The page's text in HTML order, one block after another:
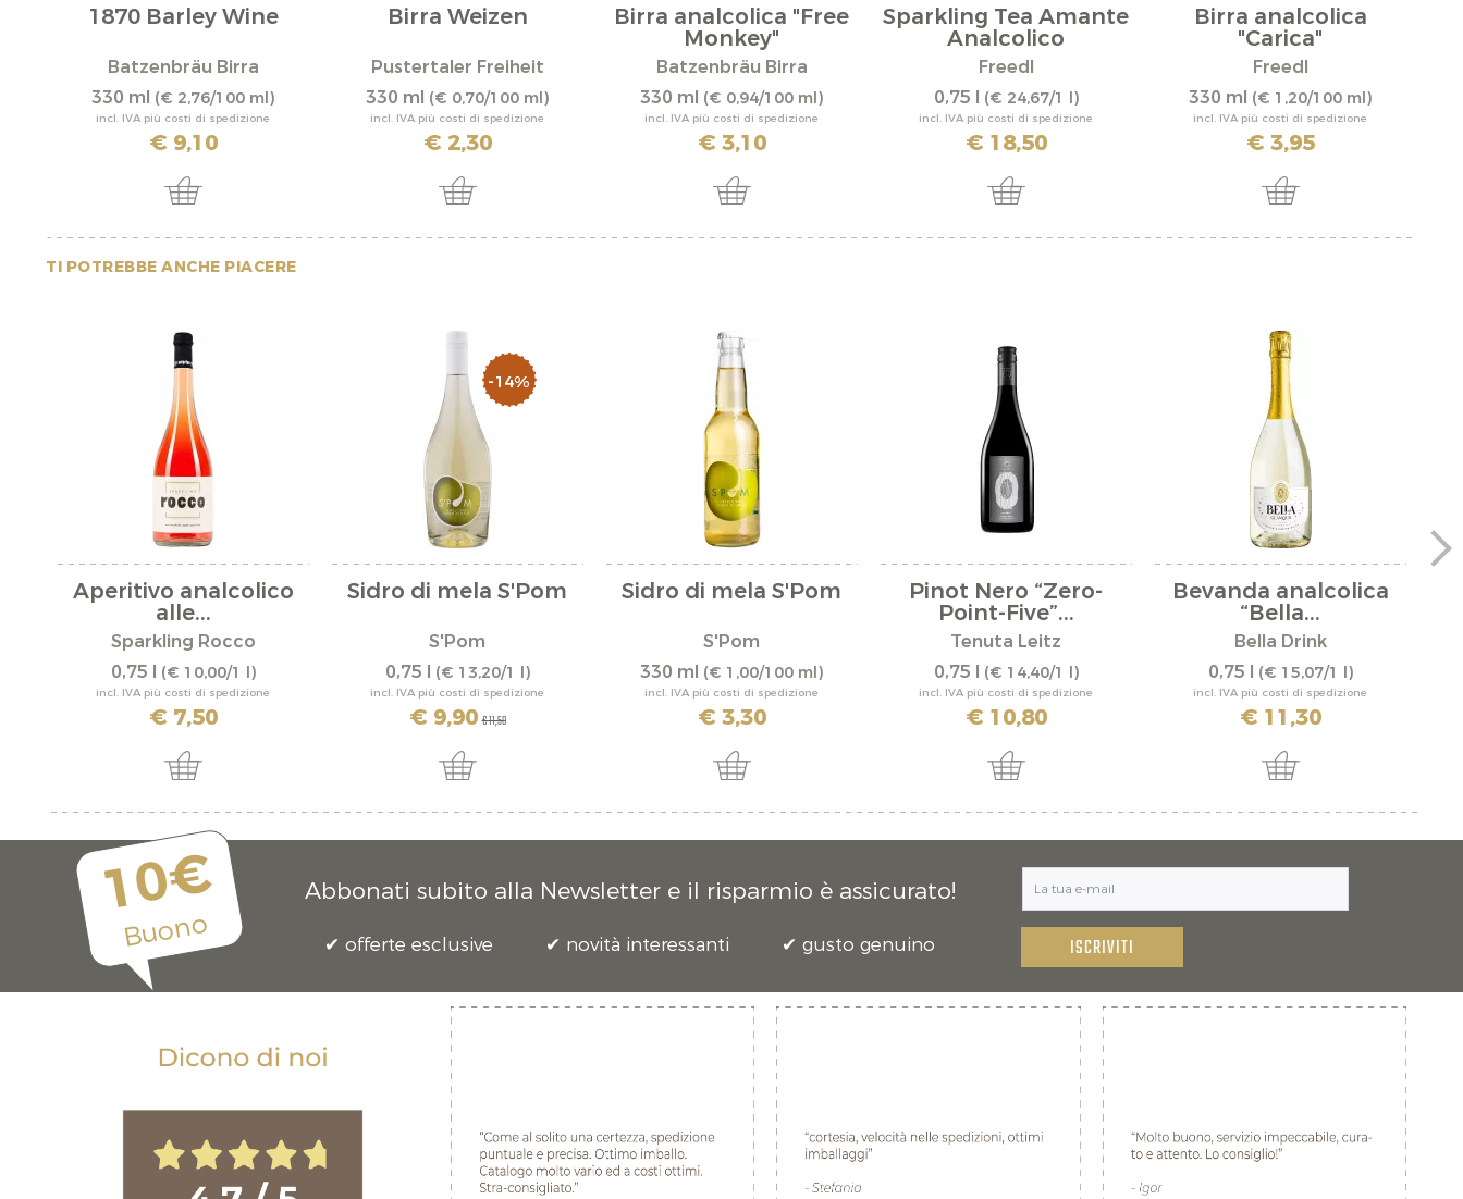
1870 Barley Wine
Batzenbräu Birra
330 ml (€ 2,76/100 ml)
incl. IVA più costi di spedizione
€ 9,10
Birra Weizen
Pustertaler Freiheit
330 ml (€ 0,70/100 ml)
incl. IVA più costi di spedizione
€ 2,30
Birra analcolica "Free
Monkey"
Batzenbräu Birra
330 ml (€ 0,94/100 ml)
incl. IVA più costi di spedizione
€ 3,10
Sparkling Tea Amante
Analcolico
Freedl
0,75 l (€ 24,67/1 l)
incl. IVA più costi di spedizione
€ 18,50
Birra analcolica
"Carica"
Freedl
330 ml (€ 1,20/100 ml)
incl. IVA più costi di spedizione
€ 3,95
TI POTREBBE ANCHE PIACERE
Aperitivo analcolico
alle...
Sparkling Rocco
0,75 l (€ 10,00/1 l)
incl. IVA più costi di spedizione
€ 7,50
-14%
Sidro di mela S'Pom
S'Pom
0,75 l (€ 13,20/1 l)
incl. IVA più costi di spedizione
€ 9,90 € 11,50
Sidro di mela S'Pom
S'Pom
330 ml (€ 1,00/100 ml)
incl. IVA più costi di spedizione
€ 3,30
Pinot Nero “Zero-
Point-Five”...
Tenuta Leitz
0,75 l (€ 14,40/1 l)
incl. IVA più costi di spedizione
€ 10,80
Bevanda analcolica
“Bella...
Bella Drink
0,75 l (€ 15,07/1 l)
incl. IVA più costi di spedizione
€ 11,30
10€
Buono
Abbonati subito alla Newsletter e il risparmio è assicurato!
offerte esclusive novità interessanti gusto genuino ISCRIVITI